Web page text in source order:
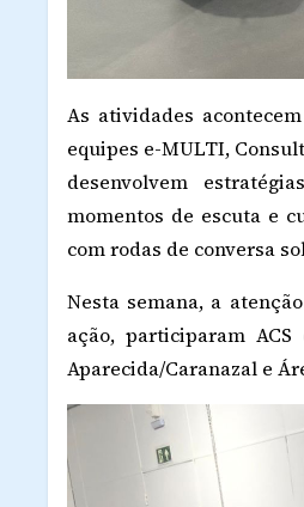
As atividades
equipes e-MULTI,
desenvolvem
momentos de escuta e
com rodas de conversa
Nesta semana, a
ação, participaram
Aparecida/Caranazal e